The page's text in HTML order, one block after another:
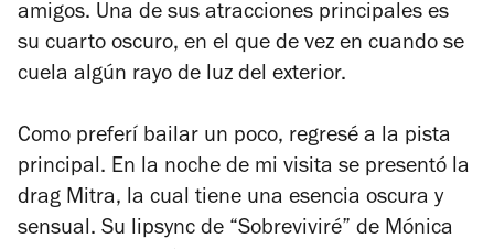
amigos. Una de sus atracciones principales es
su cuarto oscuro, en el que de vez en cuando se
cuela algún rayo de luz del exterior.
Como preferí bailar un poco, regresé a la pista
principal. En la noche de mi visita se presentó la
drag Mitra, la cual tiene una esencia oscura y
sensual. Su lipsync de “Sobreviviré” de Mónica